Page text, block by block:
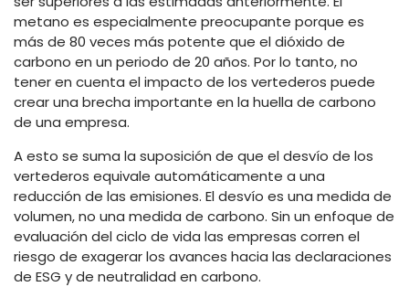
metano es especialmente preocupante porque es
más de 80 veces más potente que el dióxido de
carbono en un periodo de 20 años. Por lo tanto, no
tener en cuenta el impacto de los vertederos puede
crear una brecha importante en la huella de carbono
de una empresa.
A esto se suma la suposición de que el desvío de los
vertederos equivale automáticamente a una
reducción de las emisiones. El desvío es una medida de
volumen, no una medida de carbono. Sin un enfoque de
evaluación del ciclo de vida las empresas corren el
riesgo de exagerar los avances hacia las declaraciones
de ESG y de neutralidad en carbono.